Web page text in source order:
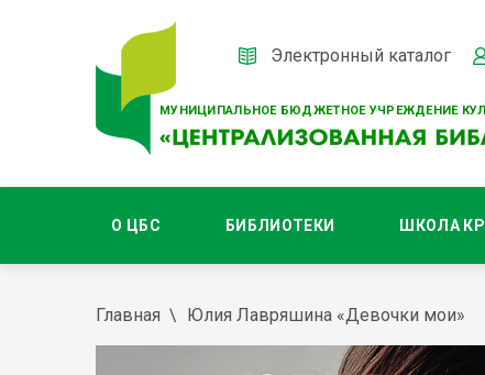
МУНИЦИПАЛЬНОЕ БЮДЖЕТНОЕ УЧРЕЖДЕНИЕ
Электронный каталог
О ЦБС БИБЛИОТЕКИ ШКОЛА
Главная Юлия Лавряшина «Девочки мои»